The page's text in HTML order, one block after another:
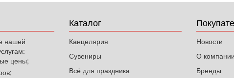
нашей
цены;
Каталог
Канцелярия
Сувениры
Всё для праздника
Новости
О компании
Бренды